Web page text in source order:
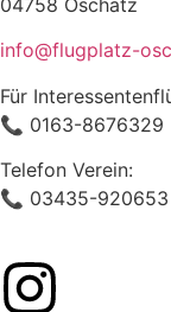
info@flugplatz-
Für
📞 0163-8676329
Telefon Verein:
📞 03435-920653